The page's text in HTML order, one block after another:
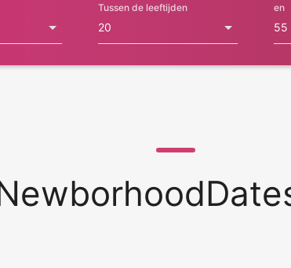
Tussen de leeftijden en